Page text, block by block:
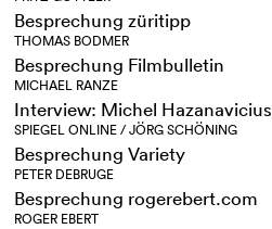
Besprechung züritipp
THOMAS BODMER
Besprechung Filmbulletin
MICHAEL RANZE
Interview: Michel Hazanavicius
SPIEGEL ONLINE / JÖRG SCHÖNING
Besprechung Variety
PETER DEBRUGE
Besprechung rogerebert.com
ROGER EBERT